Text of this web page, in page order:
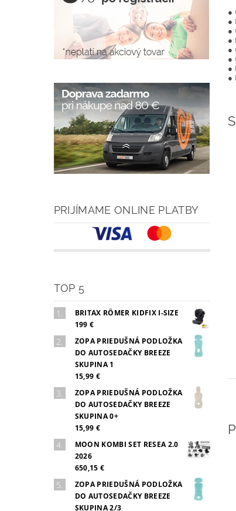
PRIJÍMAME ONLINE PLATBY
TOP 5
BRITAX RÖMER KIDFIX I-SIZE
199 €
ZOPA PRIEDUŠNÁ PODLOŽKA
DO AUTOSEDAČKY BREEZE
SKUPINA 1
15,99 €
ZOPA PRIEDUŠNÁ PODLOŽKA
DO AUTOSEDAČKY BREEZE
SKUPINA 0+
15,99 €
MOON KOMBI SET RESEA 2.0
2026
650,15 €
ZOPA PRIEDUŠNÁ PODLOŽKA
DO AUTOSEDAČKY BREEZE
SKUPINA 2/3
●
●
●
●
●
●
●
●